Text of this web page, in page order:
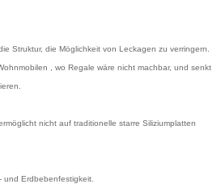
Struktur, die Möglichkeit von Leckagen zu verringern.
, wo Regale wäre nicht machbar, und senkt
nicht auf traditionelle starre Siliziumplatten
Erdbebenfestigkeit.